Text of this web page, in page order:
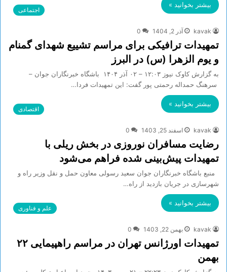
بیشتر بخوانید »
اجتماعی
kavak آذر 2, 1404 0
تمهیدات ترافیکی برای مراسم تشییع شهدای گمنام
و یوم الزهرا (س) در البرز
به گزارش کاوک نیوز ۱۲:۰۳ – ۰۲ آذر ۱۴۰۴ باشگاه خبرنگاران جوان –
سرهنگ حمداله رحمتی پور گفت: این تمهیدات فردا…
بیشتر بخوانید »
اقتصادی
kavak اسفند 25, 1403 0
رضایت مسافران نوروزی در بخش ریلی با
تمهیدات پیش‌بینی شده فراهم می‌شود
منبع باشگاه خبرنگاران جوان سعید رسولی معاون حمل و نقل وزیر راه و
شهرسازی در جریان بازدید از راه…
بیشتر بخوانید »
علم و فناوری
kavak بهمن 22, 1403 0
تمهیدات اورژانس تهران در مراسم راهپیمایی ۲۲
بهمن